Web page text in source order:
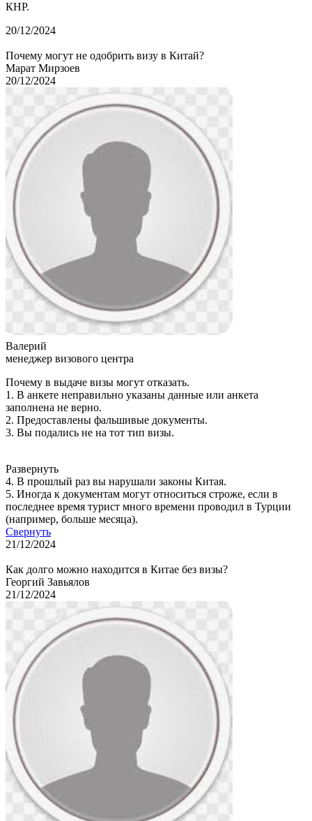
КНР.
20/12/2024
Почему могут не одобрить визу в Китай?
Марат Мирзоев
20/12/2024
Валерий
менеджер визового центра
Почему в выдаче визы могут отказать.
1. В анкете неправильно указаны данные или анкета
заполнена не верно.
2. Предоставлены фальшивые документы.
3. Вы подались не на тот тип визы.
Развернуть
4. В прошлый раз вы нарушали законы Китая.
5. Иногда к документам могут относиться строже, если в
последнее время турист много времени проводил в Турции
(например, больше месяца).
Свернуть
21/12/2024
Как долго можно находится в Китае без визы?
Георгий Завьялов
21/12/2024